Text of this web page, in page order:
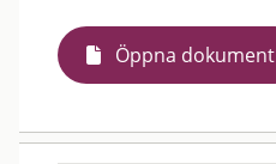
Öppna dokument